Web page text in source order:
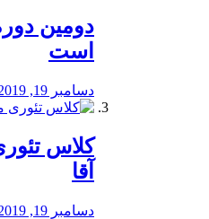
دومین
است
دسامبر 19, 2019
آقا
دسامبر 19, 2019